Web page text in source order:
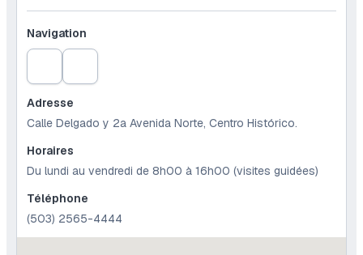
Navigation
Adresse
Calle Delgado y 2a Avenida Norte, Centro Histórico.
Horaires
Du lundi au vendredi de 8h00 à 16h00 (visites guidées)
Téléphone
(503) 2565-4444